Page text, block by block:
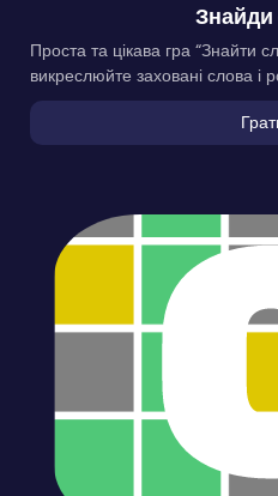
Проста та цікава гра “Знайти
викреслюйте заховані слова і